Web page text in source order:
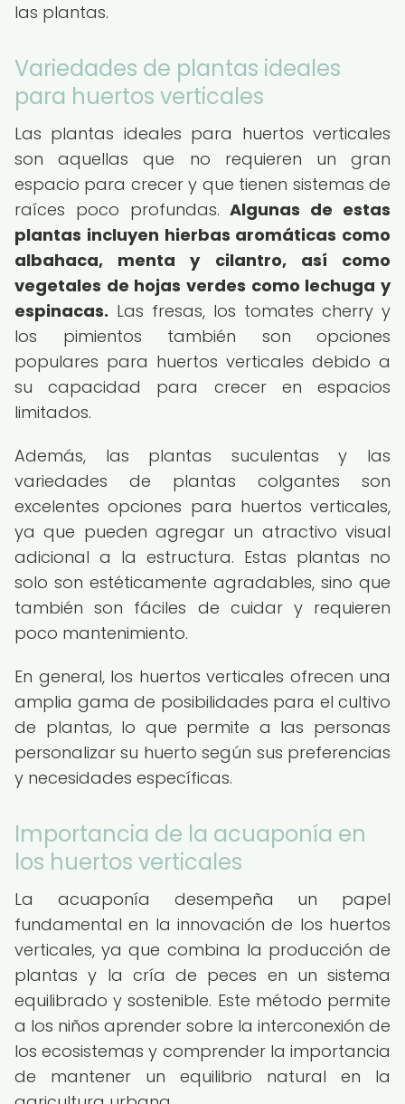
las plantas.
Variedades de plantas ideales
para huertos verticales
Las plantas ideales para huertos verticales
son aquellas que no requieren un gran
espacio para crecer y que tienen sistemas de
raíces poco profundas.Algunas de estas
plantas incluyen hierbas aromáticas como
albahaca, menta y cilantro, así como
vegetales de hojas verdes como lechuga y
espinacas. Las fresas, los tomates cherry y
los pimientos también son opciones
populares para huertos verticales debido a
su capacidad para crecer en espacios
limitados.
Además, las plantas suculentas y las
variedades de plantas colgantes son
excelentes opciones para huertos verticales,
ya que pueden agregar un atractivo visual
adicional a la estructura. Estas plantas no
solo son estéticamente agradables, sino que
también son fáciles de cuidar y requieren
poco mantenimiento.
En general, los huertos verticales ofrecen una
amplia gama de posibilidades para el cultivo
de plantas, lo que permite a las personas
personalizar su huerto según sus preferencias
y necesidades específicas.
Importancia de la acuaponía en
los huertos verticales
La acuaponía desempeña un papel
fundamental en la innovación de los huertos
verticales, ya que combina la producción de
plantas y la cría de peces en un sistema
equilibrado y sostenible. Este método permite
a los niños aprender sobre la interconexión de
los ecosistemas y comprender la importancia
de mantener un equilibrio natural en la